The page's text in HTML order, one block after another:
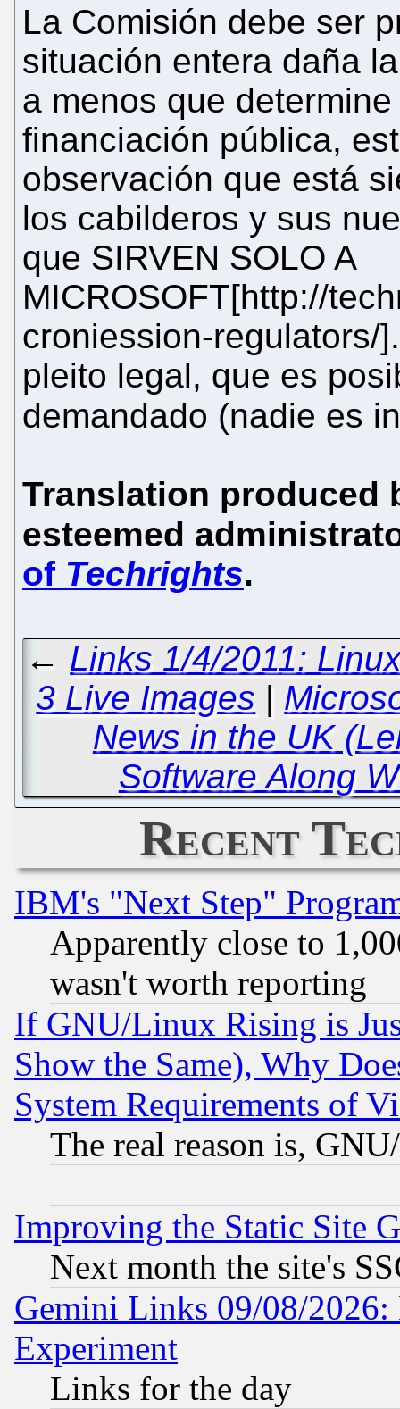
La Comisión debe ser
situación entera daña
a menos que
financiación pública,
observación que está
los cabilderos y sus
que SIRVEN SOLO A
MICROSOFT[http://
croniession-regulators/
pleito legal, que es
demandado (nadie es
Translation produced
esteemed
of Techrights.
← Links 1/4/2011:
3 Live Images |
News in the UK
Software Along
Recent
IBM's "Next Step"
Apparently close to
wasn't worth reporting
If GNU/Linux Rising is
Show the Same), Why
System Requirements of
The real reason is,
Improving the Static Site
Next month the site's
Gemini Links 09/08/2026:
Experiment
Links for the day